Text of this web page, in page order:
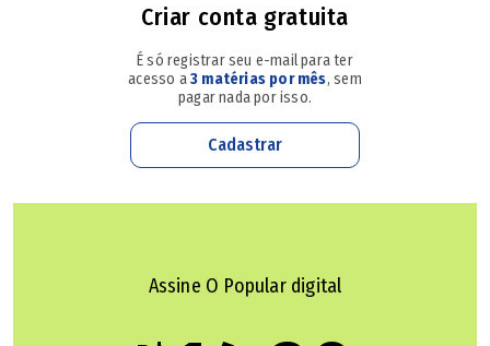
matar Rogério. Gerluce segue orientação de Rogério e
não conta nada do plano a Paulinho. Lígia fica sabendo da
volta de Rogério por Gerluce. Joélly avisa a Raul que Lígia
já sabe que ele é o pai de seu filho. Vicente entra com
Ferette na casa de Arminda. Ferette pega a arma de
Criar conta gratuita
É só registrar seu e-mail para ter
acesso a3 matérias por mês, sem
pagar nada por isso.
Cadastrar
Assine O Popular digital